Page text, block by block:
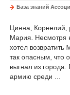
База знаний
Цинна, Корнелий,
Мария. Несмотря
хотел возвратить
так опасным, что
выгнал из
армию среди ...